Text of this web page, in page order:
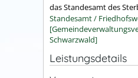
das Standesamt des
Standesamt /
Schwarzwald]
Leistungsdetails